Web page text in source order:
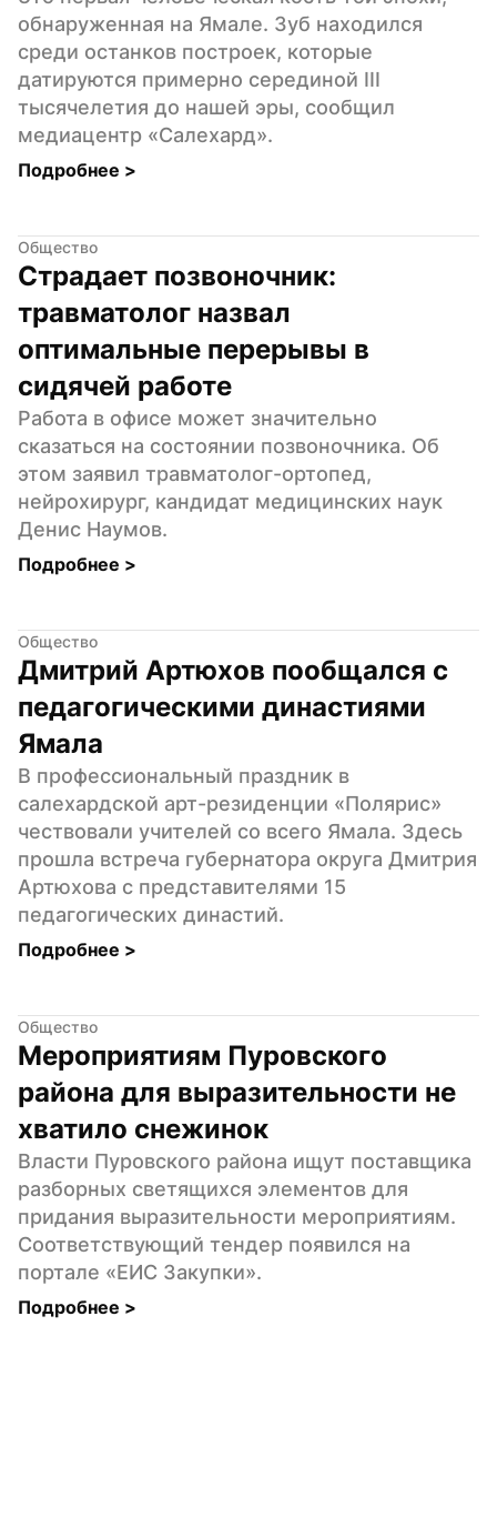
обнаруженная на Ямале. Зуб находился
среди останков построек, которые
датируются примерно серединой III
тысячелетия до нашей эры, сообщил
медиацентр «Салехард».
Подробнее >
Общество
Страдает позвоночник:
травматолог назвал
оптимальные перерывы в
сидячей работе
Работа в офисе может значительно
сказаться на состоянии позвоночника. Об
этом заявил травматолог-ортопед,
нейрохирург, кандидат медицинских наук
Денис Наумов.
Подробнее >
Общество
Дмитрий Артюхов пообщался с
педагогическими династиями
Ямала
В профессиональный праздник в
салехардской арт-резиденции «Полярис»
чествовали учителей со всего Ямала. Здесь
прошла встреча губернатора округа Дмитрия
Артюхова с представителями 15
педагогических династий.
Подробнее >
Общество
Мероприятиям Пуровского
района для выразительности не
хватило снежинок
Власти Пуровского района ищут поставщика
разборных светящихся элементов для
придания выразительности мероприятиям.
Соответствующий тендер появился на
портале «ЕИС Закупки».
Подробнее >